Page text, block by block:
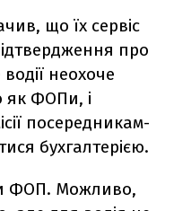
що їх сервіс
про
неохоче
як ФОПи, і
посередникам-
бухгалтерією.
ФОП. Можливо,